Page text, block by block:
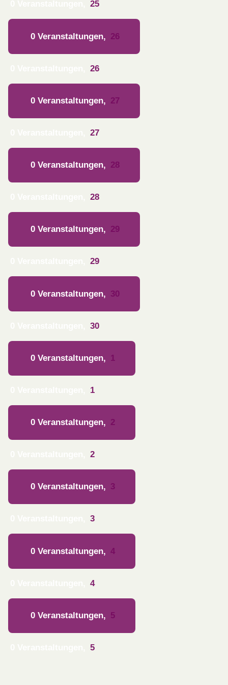
25
0 Veranstaltungen, 26
26
0 Veranstaltungen, 27
27
0 Veranstaltungen, 28
28
0 Veranstaltungen, 29
29
0 Veranstaltungen, 30
30
0 Veranstaltungen, 1
1
0 Veranstaltungen, 2
2
0 Veranstaltungen, 3
3
0 Veranstaltungen, 4
4
0 Veranstaltungen, 5
5